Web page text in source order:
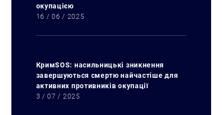
окупацією
16 / 06 / 2025
КримSOS: насильницькі зникнення
завершуються смертю найчастіше для
активних противників окупації
3 / 07 / 2025